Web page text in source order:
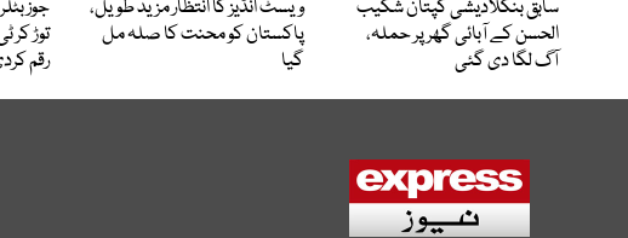
سابق بنگلادیشی کپتان شکیب
الحسن کے آبائی گھر پر حملہ،
آگ لگا دی گئی
ویسٹ انڈیز کا انتظار مزید طویل،
پاکستان کو محنت کا صلہ مل
گیا
جوز
توڑ کر
رقم